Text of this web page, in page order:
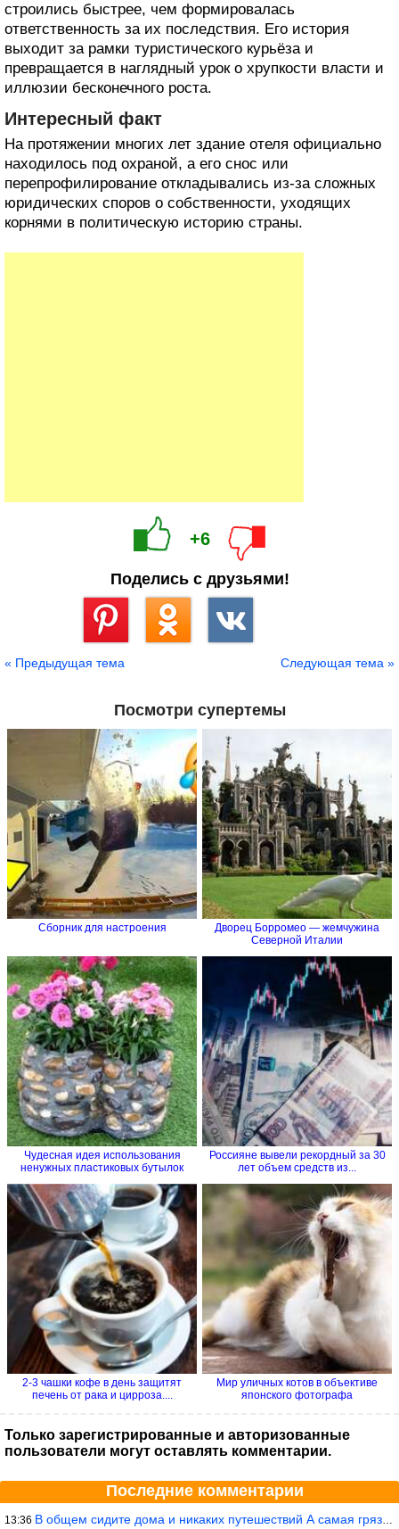
строились быстрее, чем формировалась
ответственность за их последствия. Его история
выходит за рамки туристического курьёза и
превращается в наглядный урок о хрупкости власти и
иллюзии бесконечного роста.
Интересный факт
На протяжении многих лет здание отеля официально
находилось под охраной, а его снос или
перепрофилирование откладывались из-за сложных
юридических споров о собственности, уходящих
корнями в политическую историю страны.
+6
Поделись с друзьями!
« Предыдущая тема Следующая тема »
Посмотри супертемы
Сборник для настроения
Дворец Борромео — жемчужина
Северной Италии
Чудесная идея использования
ненужных пластиковых бутылок
Россияне вывели рекордный за 30
лет объем средств из...
2-3 чашки кофе в день защитят
печень от рака и цирроза....
Мир уличных котов в объективе
японского фотографа
Только зарегистрированные и авторизованные
пользователи могут оставлять комментарии.
Последние комментарии
13:36 В общем сидите дома и никаких путешествий А самая грязная в от